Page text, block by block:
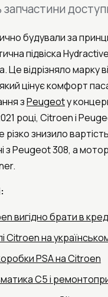
запчастини
будували за
підвіска
Це відрізняло марку
цінує комфорт
зPeugeotу
році, Citroen і
знизило
з Peugeot 308, а мотор
вигідно брати в
Citroen на
PSA на Citroen
C5 і